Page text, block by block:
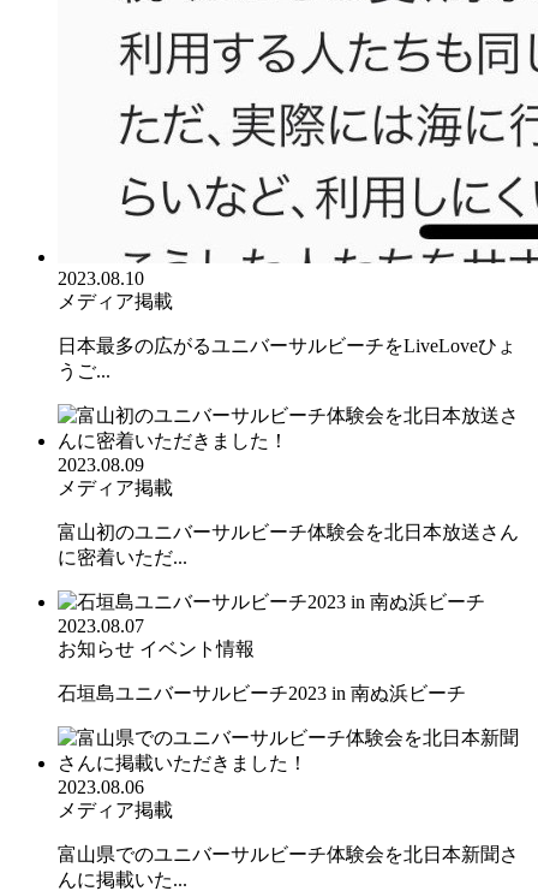
2023.08.10
メディア掲載
日本最多の広がるユニバーサルビーチをLiveLoveひょ
うご...
2023.08.09
メディア掲載
富山初のユニバーサルビーチ体験会を北日本放送さん
に密着いただ...
2023.08.07
お知らせ イベント情報
石垣島ユニバーサルビーチ2023 in 南ぬ浜ビーチ
2023.08.06
メディア掲載
富山県でのユニバーサルビーチ体験会を北日本新聞さ
んに掲載いた...